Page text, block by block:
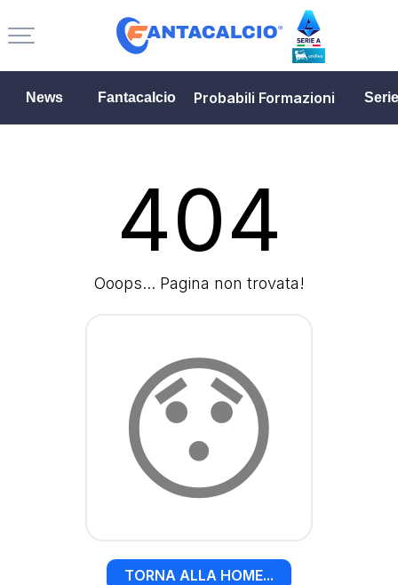
News Fantacalcio Probabili Formazioni
404
Ooops... Pagina non trovata!
😯
TORNA ALLA HOME...